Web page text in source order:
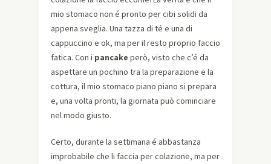
mio stomaco non é pronto per cibi solidi da
appena sveglia. Una tazza di té e una di
cappuccino e ok, ma per il resto proprio faccio
fatica. Con i pancake però, visto che c’é da
aspettare un pochino tra la preparazione e la
cottura, il mio stomaco piano piano si prepara
e, una volta pronti, la giornata può cominciare
nel modo giusto.
Certo, durante la settimana é abbastanza
improbabile che li faccia per colazione, ma per